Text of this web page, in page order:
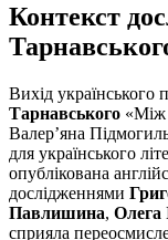
Контекст
Вихід українського
Тарнавського «Між
Валер’яна
для українського
опублікована
дослідженнями
Павлишина, Олега
сприяла